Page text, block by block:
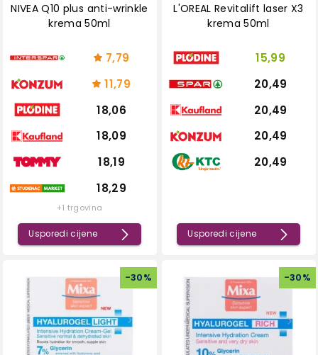
NIVEA Q10 plus anti-wrinkle
krema 50ml
7,79
11,79
18,06
18,09
18,19
18,29
+1 trgovina
Usporedi cijene
L'OREAL Revitalift laser X3
krema 50ml
15,99
20,49
20,49
20,49
20,49
Usporedi cijene
-30% -30%